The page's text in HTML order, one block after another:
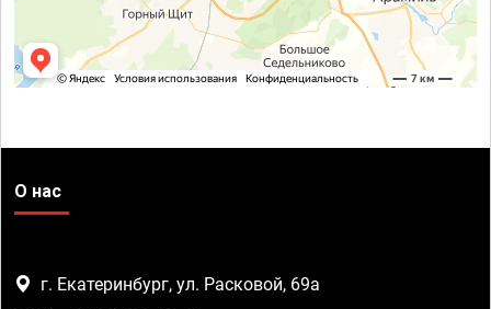
О нас
г. Екатеринбург, ул. Расковой, 69а